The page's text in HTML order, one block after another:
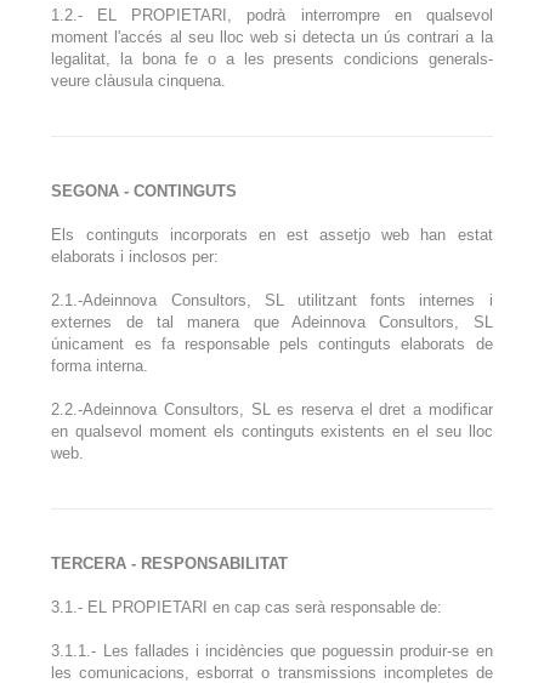
1.2.- EL PROPIETARI, podrà interrompre en qualsevol
moment l'accés al seu lloc web si detecta un ús contrari a la
legalitat, la bona fe o a les presents condicions generals-
veure clàusula cinquena.
SEGONA - CONTINGUTS
Els continguts incorporats en est assetjo web han estat
elaborats i inclosos per:
2.1.-Adeinnova Consultors, SL utilitzant fonts internes i
externes de tal manera que Adeinnova Consultors, SL
únicament es fa responsable pels continguts elaborats de
forma interna.
2.2.-Adeinnova Consultors, SL es reserva el dret a modificar
en qualsevol moment els continguts existents en el seu lloc
web.
TERCERA - RESPONSABILITAT
3.1.- EL PROPIETARI en cap cas serà responsable de:
3.1.1.- Les fallades i incidències que poguessin produir-se en
les comunicacions, esborrat o transmissions incompletes de